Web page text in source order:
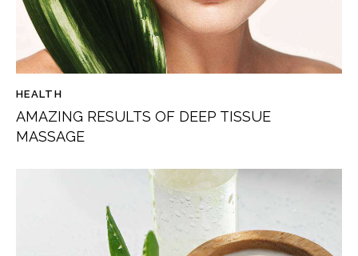
HEALTH
AMAZING RESULTS OF DEEP TISSUE
MASSAGE